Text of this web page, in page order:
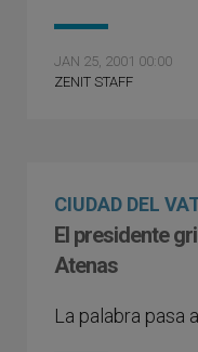
JAN 25, 2001 00:00
ZENIT STAFF
CIUDAD DEL
El presidente
Atenas
La palabra pasa